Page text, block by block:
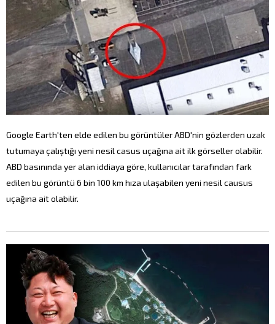
Google Earth'ten elde edilen bu görüntüler ABD'nin gözlerden uzak
tutumaya çalıştığı yeni nesil casus uçağına ait ilk görseller olabilir.
ABD basınında yer alan iddiaya göre, kullanıcılar tarafından fark
edilen bu görüntü 6 bin 100 km hıza ulaşabilen yeni nesil causus
uçağına ait olabilir.